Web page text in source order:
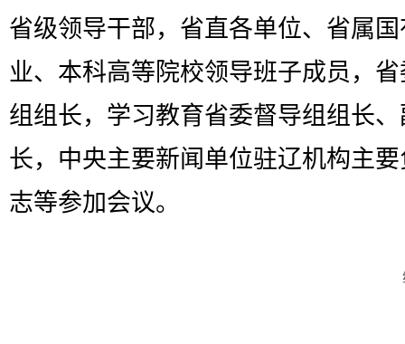
省级领导干部，省直各单位、省属
业、本科高等院校领导班子成员，
组组长，学习教育省委督导组组长
长，中央主要新闻单位驻辽机构主
志等参加会议。